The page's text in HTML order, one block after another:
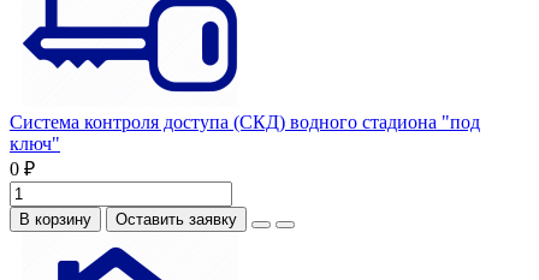
Система контроля доступа (СКД) водного стадиона "под
ключ"
0 ₽
В корзину Оставить заявку